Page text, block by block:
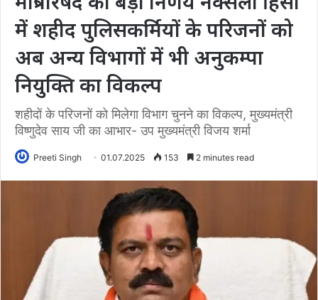
में शहीद पुलिसकर्मियों के परिजनों को
अब अन्य विभागों में भी अनुकम्पा
नियुक्ति का विकल्प
शहीदों के परिजनों को मिलेगा विभाग चुनने का विकल्प, मुख्यमंत्री
विष्णुदेव साय जी का आभार- उप मुख्यमंत्री विजय शर्मा
Preeti Singh 01.07.2025 153 2 minutes read